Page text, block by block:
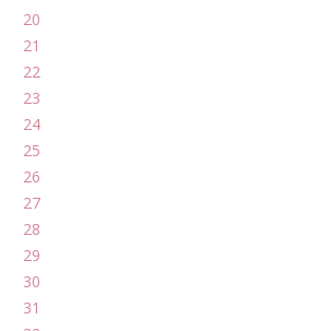
20
21
22
23
24
25
26
27
28
29
30
31